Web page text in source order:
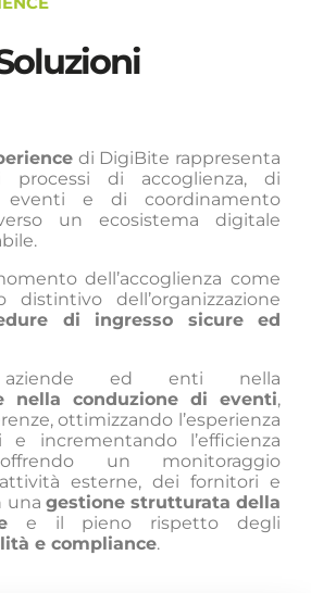
di DigiBite rappresenta
processi di accoglienza, di
eventi e di coordinamento
un ecosistema digitale
dell’accoglienza come
dell’organizzazione
di ingresso sicure ed
aziende ed enti nella
nella conduzione di eventi,
ottimizzando l’esperienza
incrementando l’efficienza
un monitoraggio
esterne, dei fornitori e
una gestione strutturata della
e il pieno rispetto degli
e compliance.